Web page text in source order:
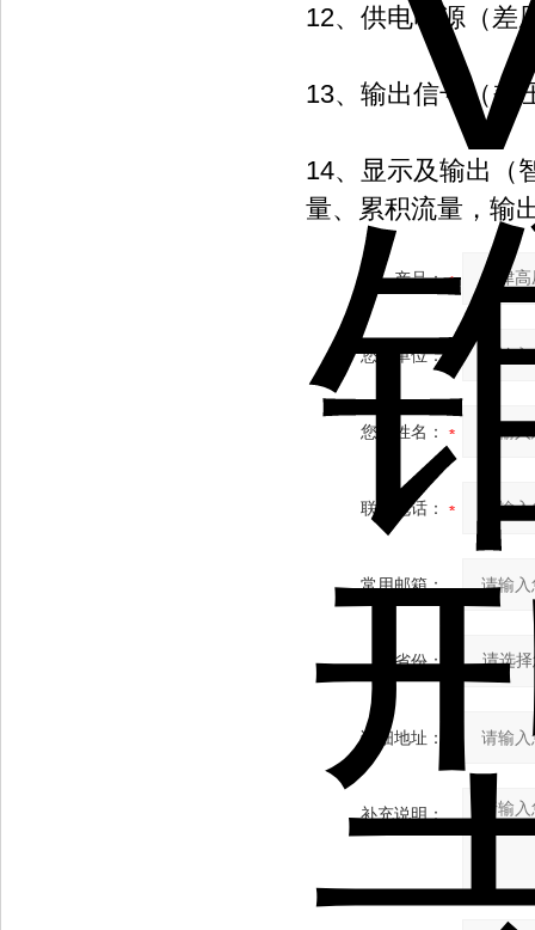
12、供电电源（差
13、输出信号（差
14、显示及输出（
量、累积流量，输
产品：
您的单位：
您的姓名：
联系电话：
常用邮箱：
省份：
详细地址：
补充说明：